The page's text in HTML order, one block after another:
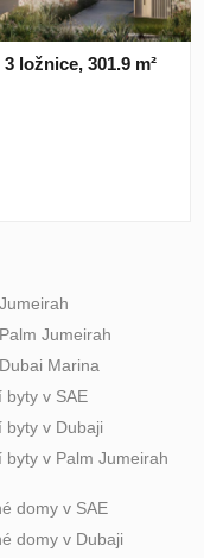
ložnice, 301.9 m²
Jumeirah
Marina
byty v SAE
byty v Dubaji
byty v Palm Jumeirah
domy v SAE
domy v Dubaji